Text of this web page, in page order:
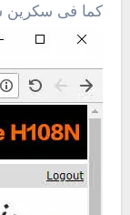
كما فى سكرين